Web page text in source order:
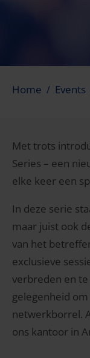
Home Events
Met trots
Series – een
elke keer een
In deze serie
maar juist ook
van het
exclusieve
verbreden en
gelegenheid
netwerkborrel.
ons kantoor in